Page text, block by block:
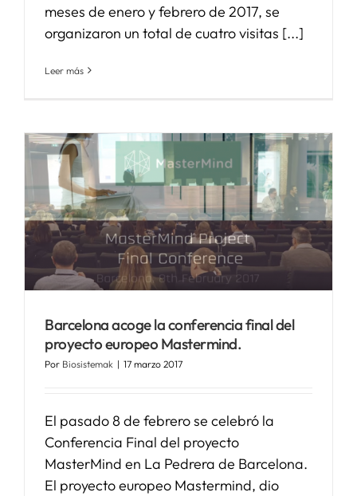
meses de enero y febrero de 2017, se
organizaron un total de cuatro visitas [...]
Leer más
Barcelona acoge la conferencia final del
proyecto europeo Mastermind.
Por Biosistemak | 17 marzo 2017
El pasado 8 de febrero se celebró la
Conferencia Final del proyecto
MasterMind en La Pedrera de Barcelona.
El proyecto europeo Mastermind, dio